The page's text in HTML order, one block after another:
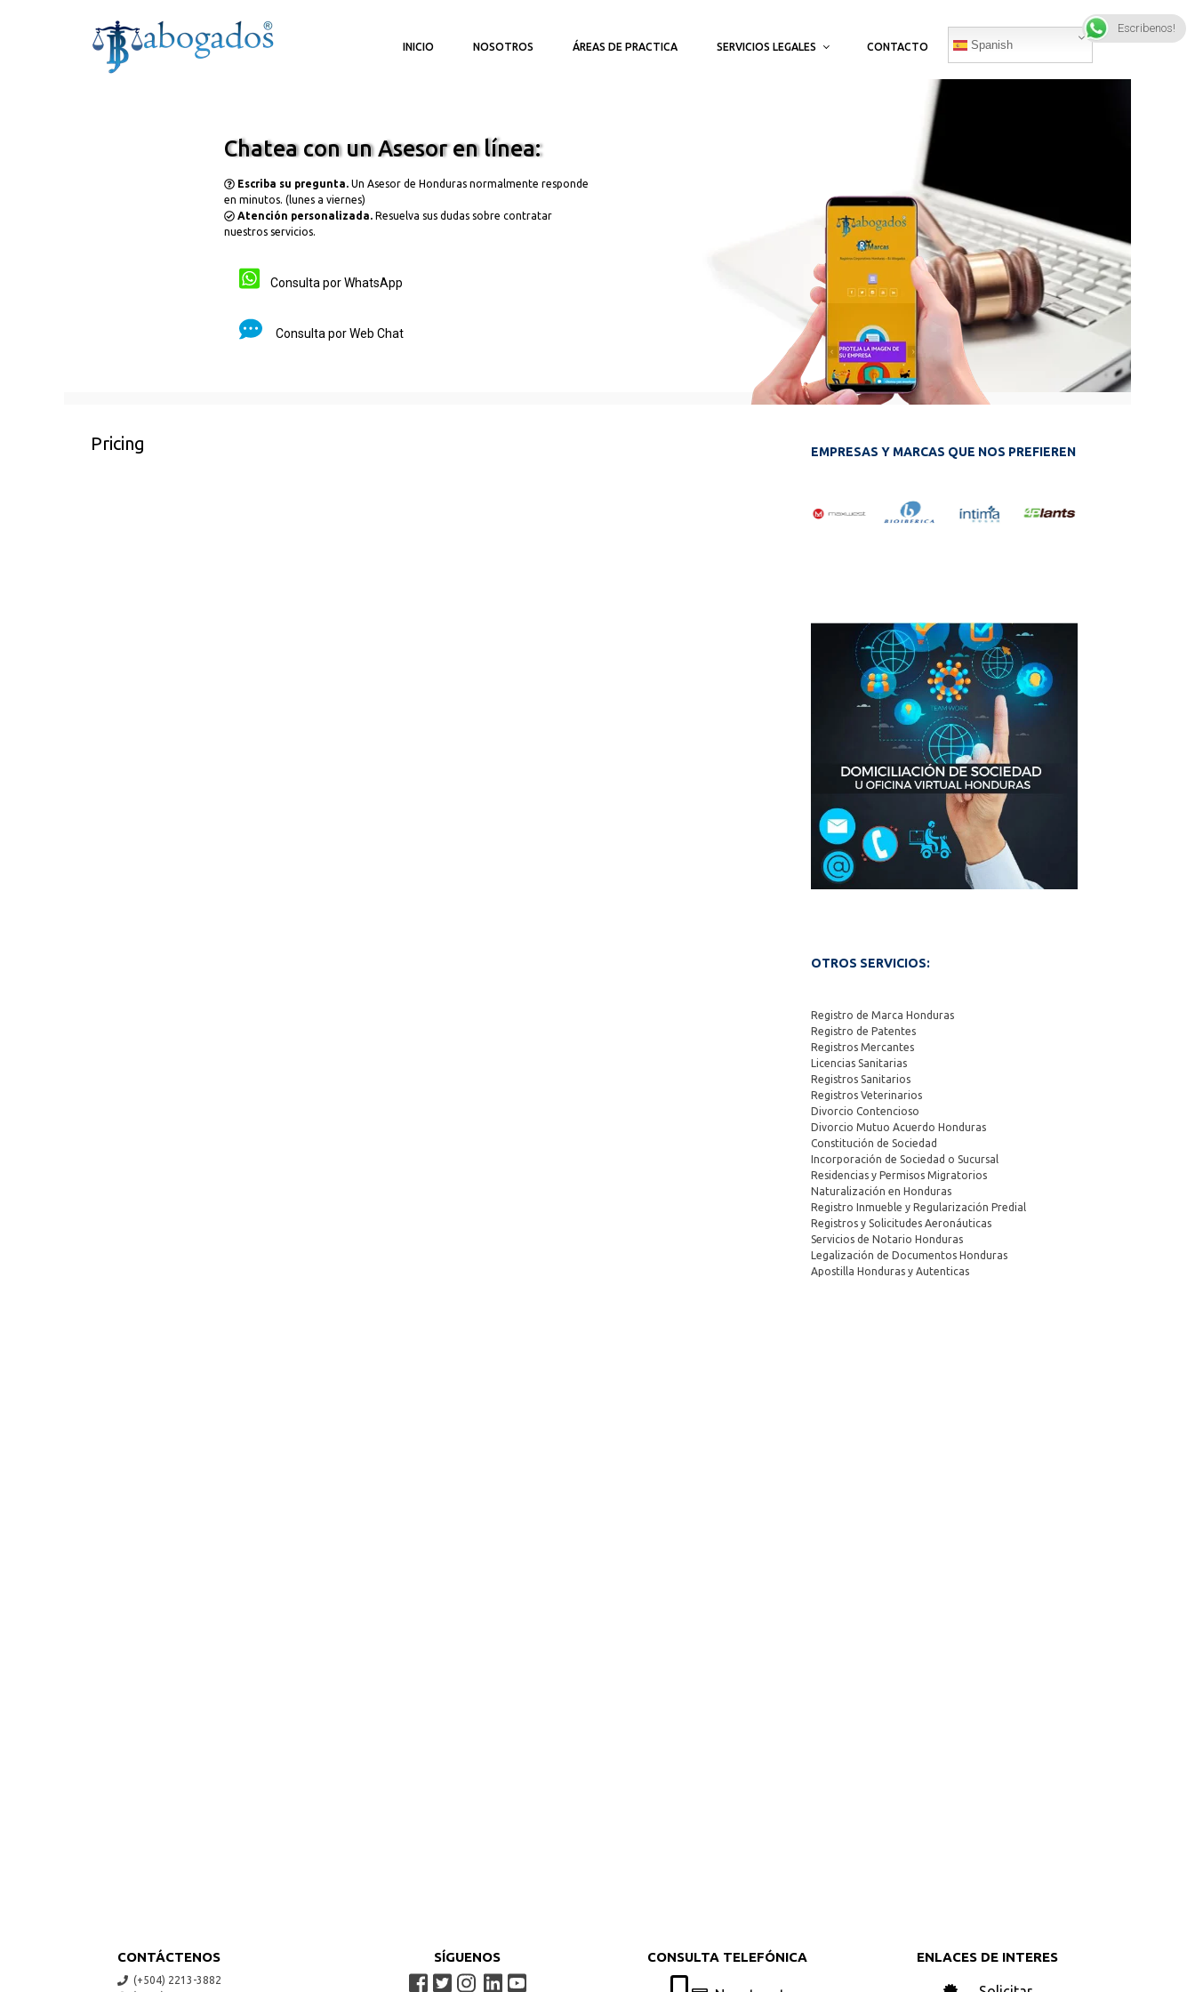
INICIO NOSOTROS ÁREAS DE PRACTICA SERVICIOS LEGALES CONTACTO Spanish
Chatea con un Asesor en línea:
Escriba su pregunta. Un Asesor de Honduras normalmente responde
en minutos. (lunes a viernes)
Atención personalizada. Resuelva sus dudas sobre contratar
nuestros servicios.
Consulta por WhatsApp
Consulta por Web Chat
Pricing EMPRESAS Y MARCAS QUE NOS PREFIEREN
OTROS SERVICIOS:
Registro de Marca Honduras
Registro de Patentes
Registros Mercantes
Licencias Sanitarias
Registros Sanitarios
Registros Veterinarios
Divorcio Contencioso
Divorcio Mutuo Acuerdo Honduras
Constitución de Sociedad
Incorporación de Sociedad o Sucursal
Residencias y Permisos Migratorios
Naturalización en Honduras
Registro Inmueble y Regularización Predial
Registros y Solicitudes Aeronáuticas
Servicios de Notario Honduras
Legalización de Documentos Honduras
Apostilla Honduras y Autenticas
CONTÁCTENOS
(+504) 2213-3882
SÍGUENOS CONSULTA TELEFÓNICA ENLACES DE INTERES
Escribenos!